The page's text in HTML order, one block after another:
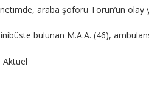
araba şoförü Torun’un
bulunan M.A.A. (46),
Aktüel